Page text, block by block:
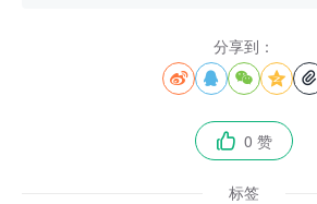
分享到：
    
 0 赞
标签